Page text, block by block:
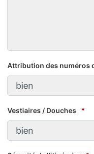
Attribution des numéros
Vestiaires / Douches *